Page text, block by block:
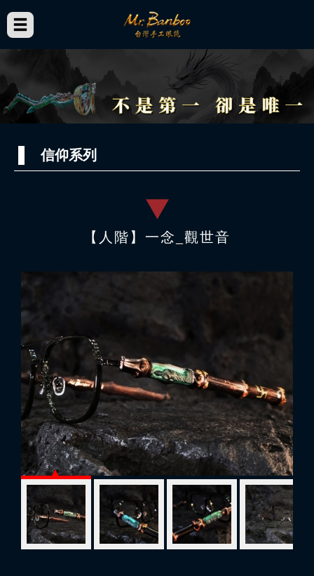
信仰系列
【人階】一念_觀世音